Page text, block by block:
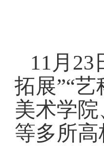
11月23
拓展”“
美术学
等多所